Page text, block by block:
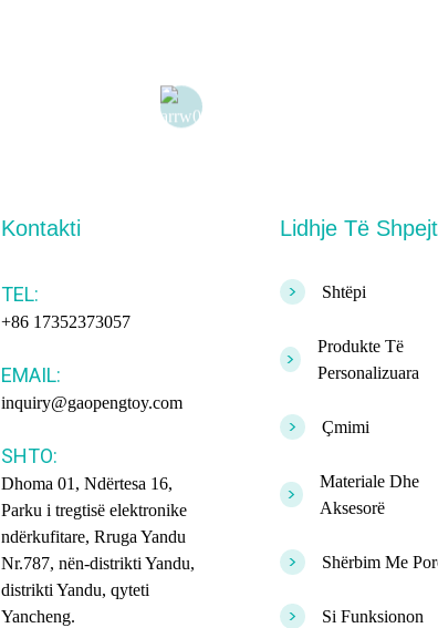
Kontakti
TEL:
+86 17352373057
EMAIL:
inquiry@gaopengtoy.com
SHTO:
Dhoma 01, Ndërtesa 16,
Parku i tregtisë elektronike
ndërkufitare, Rruga Yandu
Nr.787, nën-distrikti Yandu,
distrikti Yandu, qyteti
Yancheng.
Lidhje Të
> Shtëpi
>
Produkte Të
Personalizuara
> Çmimi
>
Materiale Dhe
Aksesorë
> Shërbim Me
> Si Funksionon